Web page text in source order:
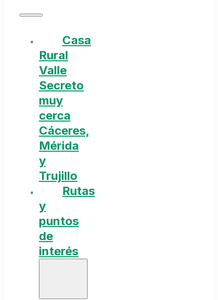
Casa
Rural
Valle
Secreto
muy
cerca
Cáceres,
Mérida
y
Trujillo
Rutas
y
puntos
de
interés